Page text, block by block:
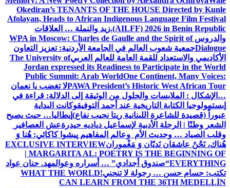
Okediran’s TENANTS OF THE HOUSE Directed by Kunle
Afolayan, Heads to African Indigenous Language Film Festival
(AILFF) 2026 in Benin Republic. زيد والنملة … العلاقات
والدروسWPA in Moscow: Charles de Gaulle and the Spirit of
Dialogueجمعية شعوب العالم في الجامعة الأردنية: تعزيز التعاون
الأكاديمي والاستعداد للقمة العامة للعالم العربيThe University of
Jordan expressed its Readiness to Participate in the World
Public Summit: Arab WorldOne Continent, Many Voices:
PAWA President’s Historic West African Tourلا تغضب يا نعمان
…الإشكال : الملابسات والحلول من الوثيقة إلى الدلالة: قراءة في
إبستمولوجيا الكتابة التاريخية عند أحمد التوفيقوكانت البداية
عبوراً (قصيدة للشاعرة اللبنانية ريتا نجيب نفاع) إيطاليا… حيث يصبح
الشعر وطنًا | الرحلة الأدبية لإسماعيل دياديه حيدرةعش العصافير
وقلب الصياد … وحديث الأم وعالم المفاهيم پیشوا کاکائي: هُنا وَ
هُناك، نَحْنُ عاشقان نَديّان وَ مَغْمورانEXCLUSIVE INTERVIEW
| MARGARITA AL: POETRY IS THE BEGINNING OF
EVERYTHING“صندوق أجدادي” … أسراره وعوالمهد. حنان عواد
تكتب: حسام حسن … رجولة لا تنحني!WHAT THE WORLD
CAN LEARN FROM THE 36TH MEDELLÍN